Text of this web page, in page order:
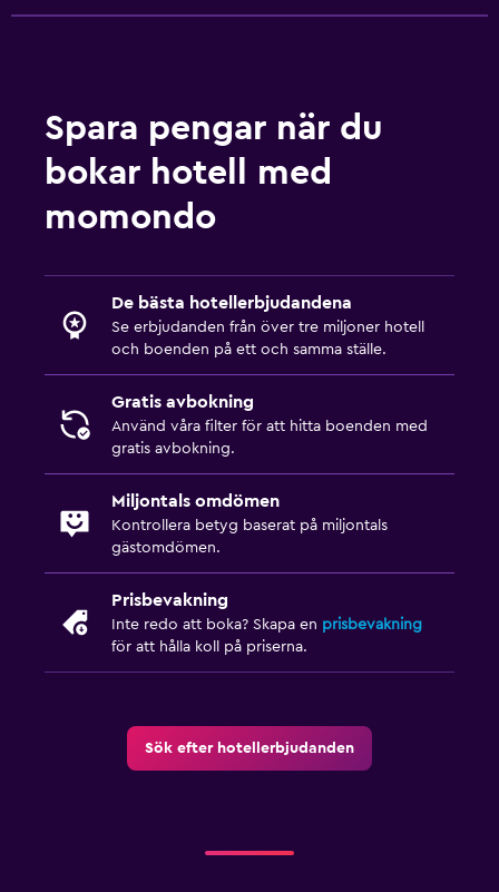
Skrivbord
Kassaskåp
Spara pengar när du
bokar hotell med
momondo
De bästa hotellerbjudandena
Se erbjudanden från över tre miljoner hotell
och boenden på ett och samma ställe.
Gratis avbokning
Använd våra filter för att hitta boenden med
gratis avbokning.
Miljontals omdömen
Kontrollera betyg baserat på miljontals
gästomdömen.
Prisbevakning
Inte redo att boka? Skapa en prisbevakning
för att hålla koll på priserna.
Sök efter hotellerbjudanden